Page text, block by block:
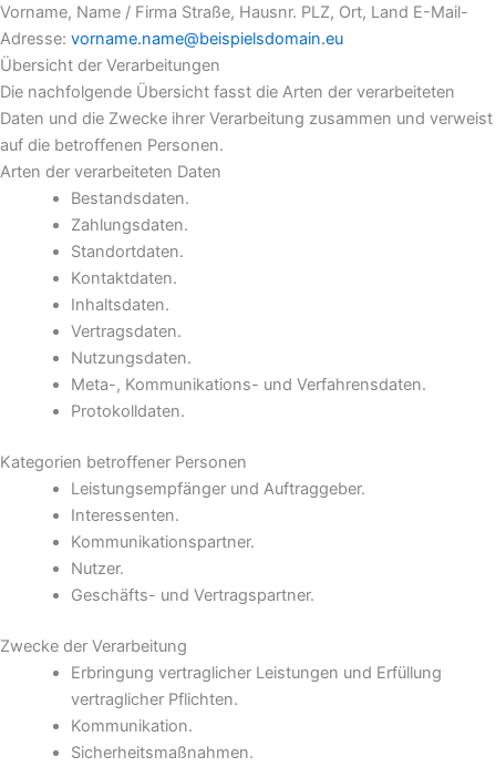
Vorname, Name / Firma Straße, Hausnr. PLZ, Ort, Land E-Mail-
Adresse: vorname.name@beispielsdomain.eu
Übersicht der Verarbeitungen
Die nachfolgende Übersicht fasst die Arten der verarbeiteten
Daten und die Zwecke ihrer Verarbeitung zusammen und verweist
auf die betroffenen Personen.
Arten der verarbeiteten Daten
Bestandsdaten.
Zahlungsdaten.
Standortdaten.
Kontaktdaten.
Inhaltsdaten.
Vertragsdaten.
Nutzungsdaten.
Meta-, Kommunikations- und Verfahrensdaten.
Protokolldaten.
Kategorien betroffener Personen
Leistungsempfänger und Auftraggeber.
Interessenten.
Kommunikationspartner.
Nutzer.
Geschäfts- und Vertragspartner.
Zwecke der Verarbeitung
Erbringung vertraglicher Leistungen und Erfüllung
vertraglicher Pflichten.
Kommunikation.
Sicherheitsmaßnahmen.